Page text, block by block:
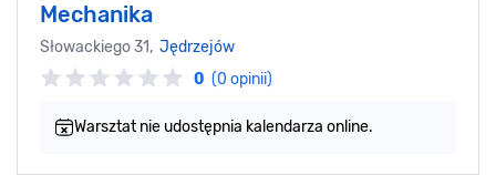
Mechanika
Słowackiego 31, Jędrzejów
0 (0 opinii)
Warsztat nie udostępnia kalendarza online.